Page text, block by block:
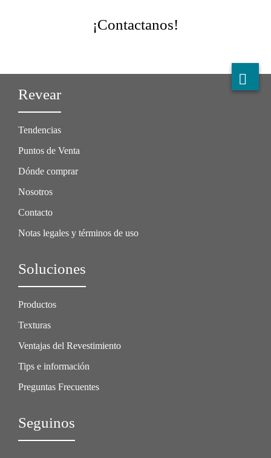
¡Contactanos!
Revear
Tendencias
Puntos de Venta
Dónde comprar
Nosotros
Contacto
Notas legales y términos de uso
Soluciones
Productos
Texturas
Ventajas del Revestimiento
Tips e información
Preguntas Frecuentes
Seguinos